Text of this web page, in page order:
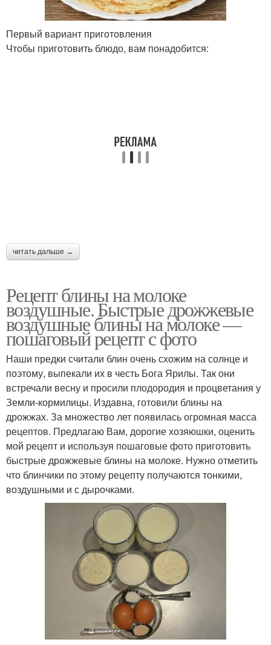
Первый вариант приготовления
Чтобы приготовить блюдо, вам понадобится:
читать дальше →
Рецепт блины на молоке
воздушные. Быстрые дрожжевые
воздушные блины на молоке —
пошаговый рецепт с фото
Наши предки считали блин очень схожим на солнце и
поэтому, выпекали их в честь Бога Ярилы. Так они
встречали весну и просили плодородия и процветания у
Земли-кормилицы. Издавна, готовили блины на
дрожжах. За множество лет появилась огромная масса
рецептов. Предлагаю Вам, дорогие хозяюшки, оценить
мой рецепт и используя пошаговые фото приготовить
быстрые дрожжевые блины на молоке. Нужно отметить
что блинчики по этому рецепту получаются тонкими,
воздушными и с дырочками.